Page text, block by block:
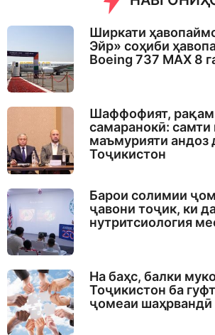
Ширкати
Эйр» соҳиби
Boeing 737 MAX 8
Шаффофият,
самаранокӣ:
маъмурияти андоз
Тоҷикистон
Барои солимии
ҷавони тоҷик, ки
нутритсиология
На баҳс, балки
Тоҷикистон ба
ҷомеаи шаҳрвандӣ